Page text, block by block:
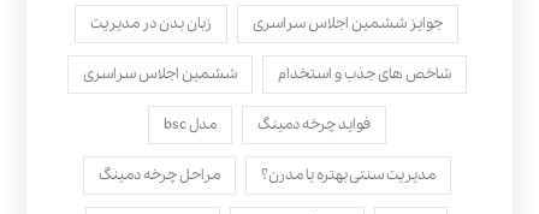
جوایز ششمین اجلاس سراسری زبان بدن در مدیریت
شاخص های جذب و استخدام ششمین اجلاس سراسری
فواید چرخه دمینگ مدل bsc
مدیریت سنتی بهتره یا مدرن؟ مراحل چرخه دمینگ